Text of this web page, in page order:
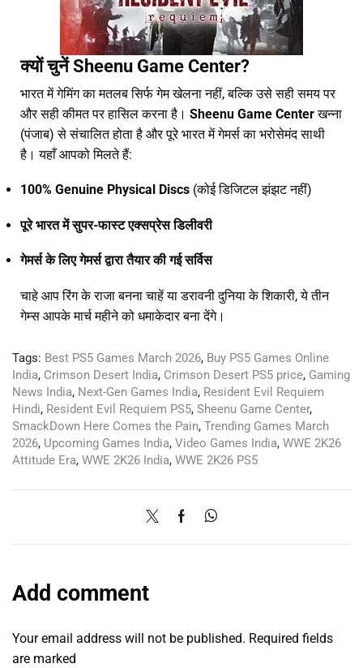
क्यों चुनें Sheenu Game Center?
भारत में गेमिंग का मतलब सिर्फ गेम खेलना नहीं, बल्कि उसे सही समय पर
और सही कीमत पर हासिल करना है। Sheenu Game Centerखन्ना
(पंजाब) से संचालित होता है और पूरे भारत में गेमर्स का भरोसेमंद साथी
है। यहाँ आपको मिलते हैं:
100% Genuine Physical Discs (कोई डिजिटल झंझट नहीं)
पूरे भारत में सुपर-फास्ट एक्सप्रेस डिलीवरी
गेमर्स के लिए गेमर्स द्वारा तैयार की गई सर्विस
चाहे आप रिंग के राजा बनना चाहें या डरावनी दुनिया के शिकारी, ये तीन
गेम्स आपके मार्च महीने को धमाकेदार बना देंगे।
Tags: Best PS5 Games March 2026, Buy PS5 Games Online
India, Crimson Desert India, Crimson Desert PS5 price, Gaming
News India, Next-Gen Games India, Resident Evil Requiem
Hindi, Resident Evil Requiem PS5, Sheenu Game Center,
SmackDown Here Comes the Pain, Trending Games March
2026, Upcoming Games India, Video Games India, WWE 2K26
Attitude Era, WWE 2K26 India, WWE 2K26 PS5
Add comment
Your email address will not be published. Required fields
are marked